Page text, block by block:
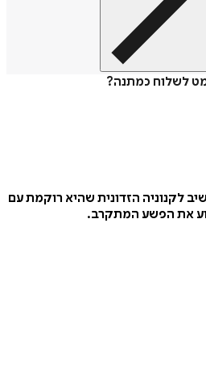
כמתנה?
הזדונית שהיא רוקמת עם
הפשע המתקרב.